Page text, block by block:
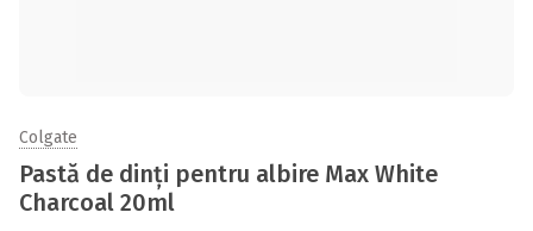
Colgate
Pastă de dinți pentru albire Max White
Charcoal 20ml